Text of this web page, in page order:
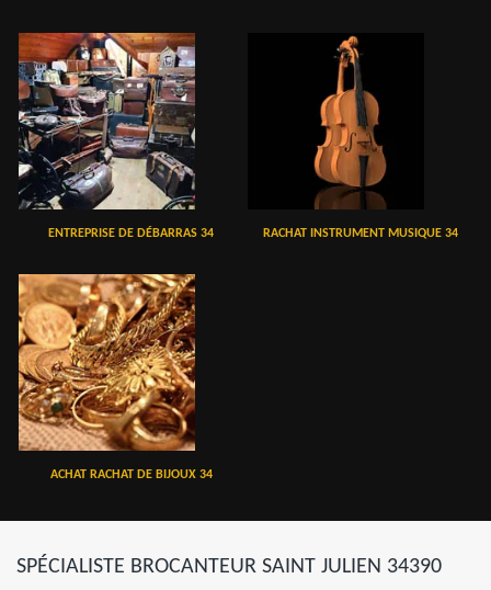
ENTREPRISE DE DÉBARRAS 34 RACHAT INSTRUMENT MUSIQUE 34
ACHAT RACHAT DE BIJOUX 34
SPÉCIALISTE BROCANTEUR SAINT JULIEN 34390